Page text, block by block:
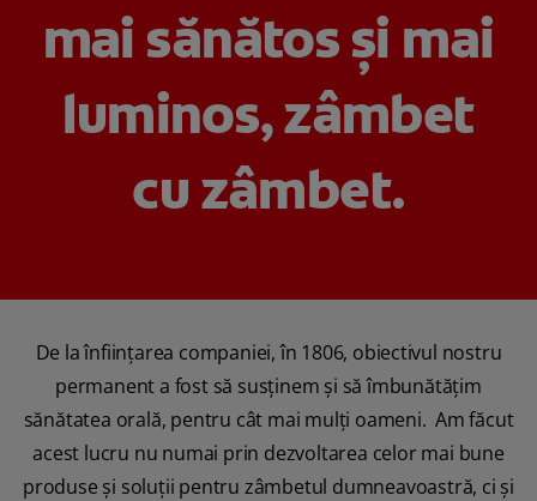
mai sănătos și mai
luminos, zâmbet
cu zâmbet.
De la înființarea companiei, în 1806, obiectivul nostru
permanent a fost să susținem și să îmbunătățim
sănătatea orală, pentru cât mai mulți oameni. Am făcut
acest lucru nu numai prin dezvoltarea celor mai bune
produse și soluții pentru zâmbetul dumneavoastră, ci și